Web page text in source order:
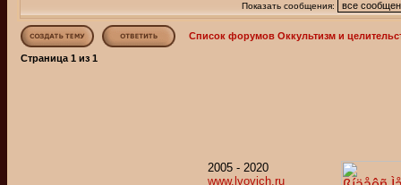
Показать сообщения:
Список форумов Оккультизм и
Страница 1 из 1
2005 - 2020
www.lvovich.ru